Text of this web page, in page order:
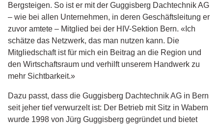
Bergsteigen. So ist er mit der Guggisberg Dachtechnik AG
– wie bei allen Unternehmen, in deren Geschäftsleitung er
zuvor amtete – Mitglied bei der HIV-Sektion Bern. «Ich
schätze das Netzwerk, das man nutzen kann. Die
Mitgliedschaft ist für mich ein Beitrag an die Region und
den Wirtschaftsraum und verhilft unserem Handwerk zu
mehr Sichtbarkeit.»
Dazu passt, dass die Guggisberg Dachtechnik AG in Bern
seit jeher tief verwurzelt ist: Der Betrieb mit Sitz in Wabern
wurde 1998 von Jürg Guggisberg gegründet und bietet